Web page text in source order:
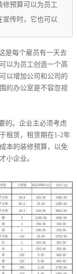
修预算可以为员工
宣传时，它也可以
是每个雇员有一天去
以为员工创造一个高
以增加公司和公司的
的办公室是不容忽视
的。企业主必须考虑
租赁，租赁期在1-2年
本的装修预算，以免
小企业。